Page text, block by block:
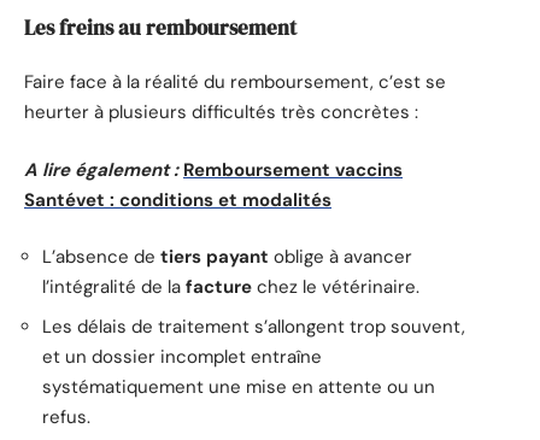
Les freins au remboursement
Faire face à la réalité du remboursement, c’est se
heurter à plusieurs difficultés très concrètes :
A lire également : Remboursement vaccins
Santévet : conditions et modalités
L’absence de tiers payant oblige à avancer
l’intégralité de la facture chez le vétérinaire.
Les délais de traitement s’allongent trop souvent,
et un dossier incomplet entraîne
systématiquement une mise en attente ou un
refus.